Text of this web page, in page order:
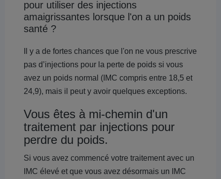
pour utiliser des injections
amaigrissantes lorsque l'on a un poids
santé ?
Il y a de fortes chances que l'on ne vous prescrive
pas d’injections pour la perte de poids si vous
avez un poids normal (IMC compris entre 18,5 et
24,9), mais il peut y avoir quelques exceptions.
Vous êtes à mi-chemin d'un
traitement par injections pour
perdre du poids.
Si vous avez commencé votre traitement avec un
IMC élevé et que vous avez désormais un IMC